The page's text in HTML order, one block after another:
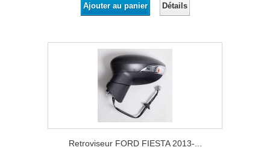
Ajouter au panier Détails
Retroviseur FORD FIESTA 2013-...